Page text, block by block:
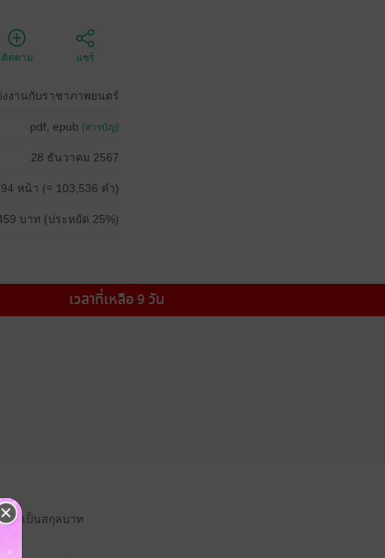
ติดตาม แชร์
งานกับราชาภาพยนตร์
pdf, epub (สารบัญ)
28 ธันวาคม 2567
หน้า (≈ 103,536 คำ)
บาท (ประหยัด 25%)
เวลาที่เหลือ 9 วัน
ายเป็นสกุลบาท